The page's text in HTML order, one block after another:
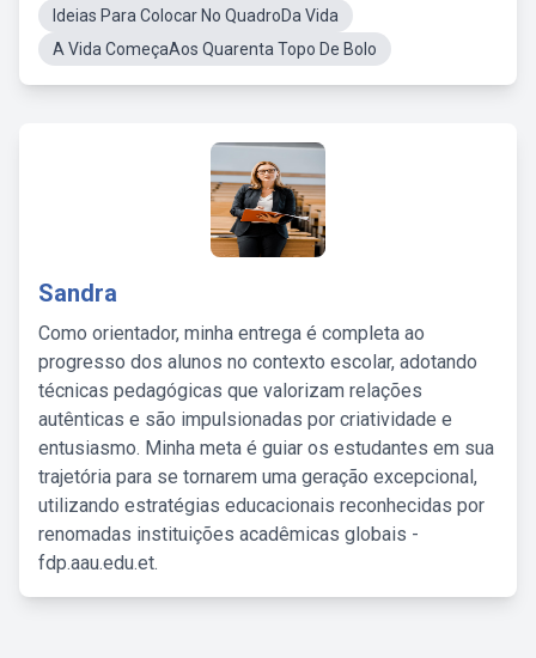
Ideias Para Colocar No QuadroDa Vida
A Vida ComeçaAos Quarenta Topo De Bolo
Sandra
Como orientador, minha entrega é completa ao
progresso dos alunos no contexto escolar, adotando
técnicas pedagógicas que valorizam relações
autênticas e são impulsionadas por criatividade e
entusiasmo. Minha meta é guiar os estudantes em sua
trajetória para se tornarem uma geração excepcional,
utilizando estratégias educacionais reconhecidas por
renomadas instituições acadêmicas globais -
fdp.aau.edu.et.